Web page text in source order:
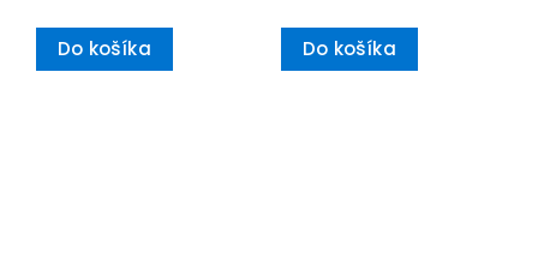
Do košíka Do košíka